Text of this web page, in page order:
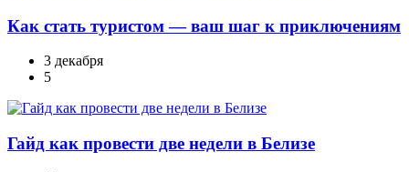
Как стать туристом — ваш шаг к приключениям
3 декабря
5
Гайд как провести две недели в Белизе